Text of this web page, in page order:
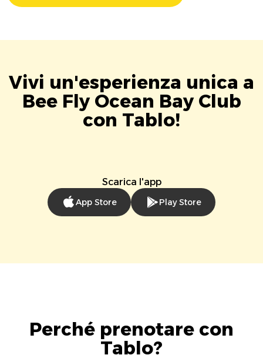
Vivi un'esperienza unica a
Bee Fly Ocean Bay Club
con Tablo!
Scarica l'app
App Store Play Store
Perché prenotare con
Tablo?